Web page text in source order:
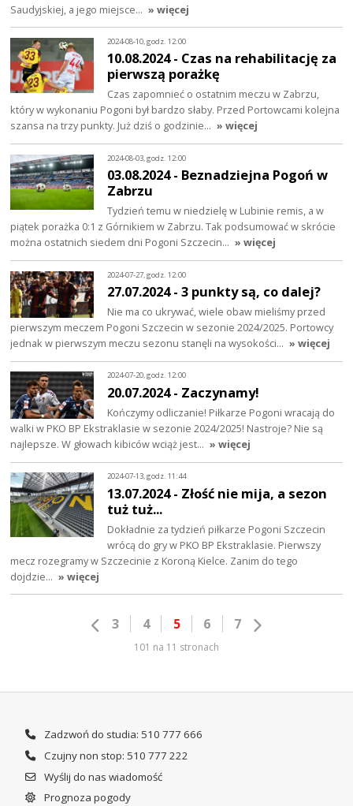
Saudyjskiej, a jego miejsce… » więcej
2024-08-10, godz. 12:00
10.08.2024 - Czas na rehabilitację za
pierwszą porażkę
Czas zapomnieć o ostatnim meczu w Zabrzu,
który w wykonaniu Pogoni był bardzo słaby. Przed Portowcami kolejna
szansa na trzy punkty. Już dziś o godzinie… » więcej
2024-08-03, godz. 12:00
03.08.2024 - Beznadziejna Pogoń w
Zabrzu
Tydzień temu w niedzielę w Lubinie remis, a w
piątek porażka 0:1 z Górnikiem w Zabrzu. Tak podsumować w skrócie
można ostatnich siedem dni Pogoni Szczecin… » więcej
2024-07-27, godz. 12:00
27.07.2024 - 3 punkty są, co dalej?
Nie ma co ukrywać, wiele obaw mieliśmy przed
pierwszym meczem Pogoni Szczecin w sezonie 2024/2025. Portowcy
jednak w pierwszym meczu sezonu stanęli na wysokości… » więcej
2024-07-20, godz. 12:00
20.07.2024 - Zaczynamy!
Kończymy odliczanie! Piłkarze Pogoni wracają do
walki w PKO BP Ekstraklasie w sezonie 2024/2025! Nastroje? Nie są
najlepsze. W głowach kibiców wciąż jest… » więcej
2024-07-13, godz. 11:44
13.07.2024 - Złość nie mija, a sezon
tuż tuż...
Dokładnie za tydzień piłkarze Pogoni Szczecin
wrócą do gry w PKO BP Ekstraklasie. Pierwszy
mecz rozegramy w Szczecinie z Koroną Kielce. Zanim do tego
dojdzie… » więcej
3 4 5 6 7
101 na 11 stronach
Zadzwoń do studia: 510 777 666
Czujny non stop: 510 777 222
Wyślij do nas wiadomość
Prognoza pogody